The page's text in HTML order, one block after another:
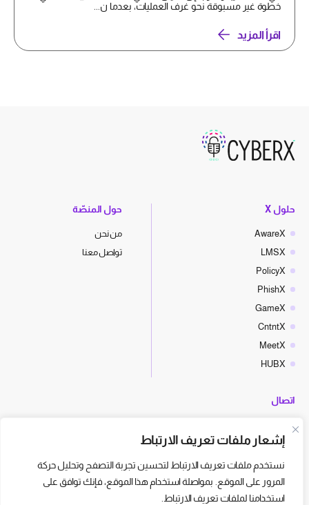
إشعار ملفات تعريف الارتباط
نستخدم ملفات تعريف الارتباط لتحسين تجربة التصفح وتحليل حركة
المرور على الموقع. بمواصلة استخدام هذا الموقع، فإنك توافق على
استخدامنا لملفات تعريف الارتباط.
خطوة غير مسبوقة نحو غرف العمليات، بعدما ن...
اقرأ المزيد
حلول X
AwareX
LMSX
PolicyX
PhishX
GameX
CntntX
MeetX
HUBX
حول المنصّة
من نحن
تواصل معنا
اتصال
hello@cyberx.world